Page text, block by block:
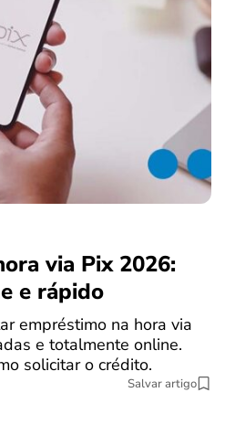
via Pix 2026:
e rápido
empréstimo na hora via
e totalmente online.
solicitar o crédito.
Salvar artigo